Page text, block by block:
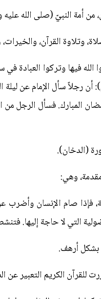
أمة النبيّ (صلى الله عليه
وتلاوة القرآن، والخيرات،
فيها وتركوا العبادة
رجلاً سأل الإمام عن ليلة
المبارك. فسأل الرجل من
(الدخان).
وهي:
فإذا صام الإنسان وأضرب
التي لا حاجة إليها.
بشكل أرهف.
الكريم التعبير عن